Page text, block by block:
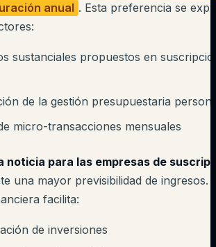
anual . Esta preferencia se
sustanciales propuestos en
de la gestión presupuestaria
micro-transacciones mensuales
noticia para las empresas de
una mayor previsibilidad de ingresos.
facilita:
de inversiones